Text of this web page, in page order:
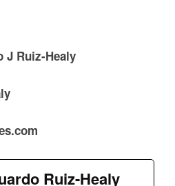
J Ruiz-Healy
Ruiz-Healy